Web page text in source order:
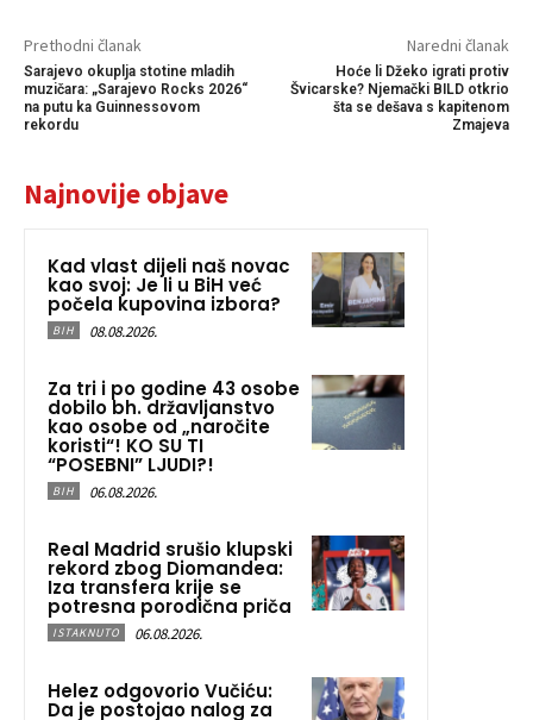
Prethodni članak
Sarajevo okuplja stotine mladih
muzičara: „Sarajevo Rocks 2026“
na putu ka Guinnessovom
rekordu
Naredni članak
Hoće li Džeko igrati protiv
Švicarske? Njemački BILD otkrio
šta se dešava s kapitenom
Zmajeva
Najnovije objave
Kad vlast dijeli naš novac
kao svoj: Je li u BiH već
počela kupovina izbora?
BIH 08.08.2026.
Za tri i po godine 43 osobe
dobilo bh. državljanstvo
kao osobe od „naročite
koristi“! KO SU TI
“POSEBNI” LJUDI?!
BIH 06.08.2026.
Real Madrid srušio klupski
rekord zbog Diomandea:
Iza transfera krije se
potresna porodična priča
ISTAKNUTO 06.08.2026.
Helez odgovorio Vučiću:
Da je postojao nalog za